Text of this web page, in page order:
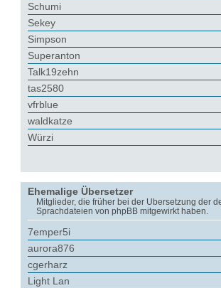
Schumi
Sekey
Simpson
Superanton
Talk19zehn
tas2580
vfrblue
waldkatze
Würzi
Ehemalige Übersetzer
Mitglieder, die früher bei der Übersetzung der
Sprachdateien von phpBB mitgewirkt haben.
7emper5i
aurora876
cgerharz
Light Lan